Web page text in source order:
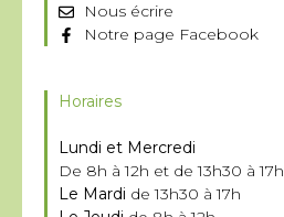
Nous écrire
Notre page Facebook
Horaires
Lundi et Mercredi
De 8h à 12h et de 13h30 à 17h
Le Mardi de 13h30 à 17h